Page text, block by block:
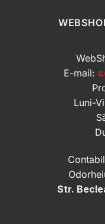
E-mail:
Luni-
Str.